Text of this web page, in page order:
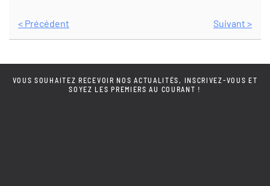
< Précédent Suivant >
VOUS SOUHAITEZ RECEVOIR NOS ACTUALITÉS, INSCRIVEZ-VOUS ET
SOYEZ LES PREMIERS AU COURANT !